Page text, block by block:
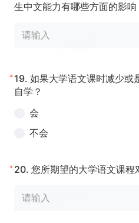
生中文能力有哪些方面的影响
* 19. 如果大学语文课时减少或
自学？
会
不会
* 20. 您所期望的大学语文课程